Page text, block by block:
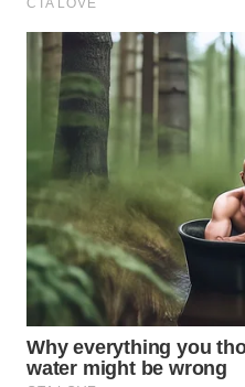
WAHANA
INFRASTRUKTUR
WAHANA
KONSUMEN
WAHANA
LISTRIK
WAHANA
TRAVEL
WAHANA